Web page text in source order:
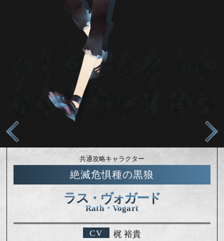
共通攻略キャラクター
絶滅危惧種の黒狼
ラス・ヴォガード
Rath・Vogart
CV 梶 裕貴